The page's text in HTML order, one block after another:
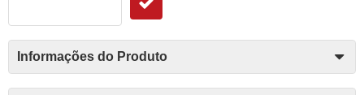
Informações do Produto